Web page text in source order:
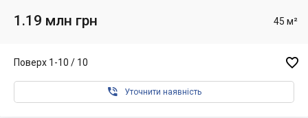
1.19 млн грн 45 м²
Поверх 1-10 / 10 
 Уточнити наявність